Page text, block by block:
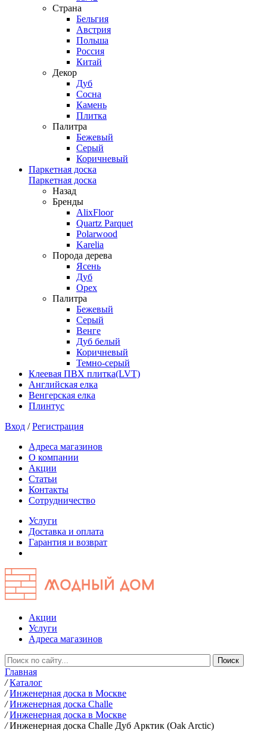
Страна
Бельгия
Австрия
Польша
Россия
Китай
Декор
Дуб
Сосна
Камень
Плитка
Палитра
Бежевый
Серый
Коричневый
Паркетная доска
Паркетная доска
Назад
Бренды
AlixFloor
Quartz Parquet
Polarwood
Karelia
Порода дерева
Ясень
Дуб
Орех
Палитра
Бежевый
Серый
Венге
Дуб белый
Коричневый
Темно-серый
Клеевая ПВХ плитка(LVT)
Английская елка
Венгерская елка
Плинтус
Вход /Регистрация
Адреса магазинов
О компании
Акции
Статьи
Контакты
Сотрудничество
Услуги
Доставка и оплата
Гарантия и возврат
Акции
Услуги
Адреса магазинов
Главная
/ Каталог
/ Инженерная доска в Москве
/ Инженерная доска Challe
/ Инженерная доска в Москве
/ Инженерная доска Challe Дуб Арктик (Oak Arctic)